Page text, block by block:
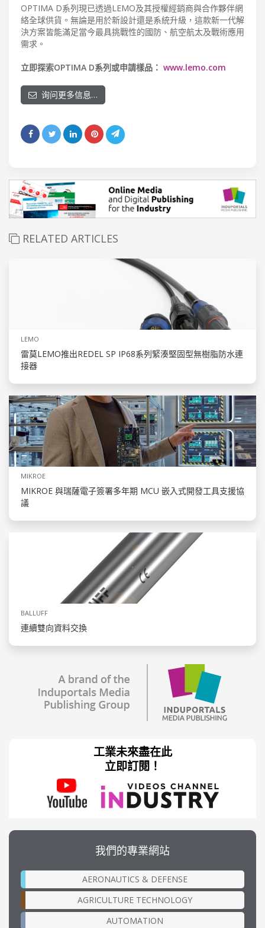
OPTIMA D系列現已透過LEMO及其授權經銷商與合作夥伴網
絡全球供貨。無論是用於新設計還是系統升級，這款新一代解
決方案皆能滿足當今最具挑戰性的國防、航空航太及戰術應用
需求。
立即探索OPTIMA D系列或申請樣品： www.lemo.com
询问更多信息…
RELATED ARTICLES
LEMO
雷莫LEMO推出REDEL SP IP68系列緊湊堅固型無樹脂防水連
接器
MIKROE
MIKROE 與瑞薩電子簽署多年期 MCU 嵌入式開發工具支援協
議
BALLUFF
連續雙向資料交換
工業未來盡在此
立即訂閱！
我們的專業網站
AERONAUTICS & DEFENSE
AGRICULTURE TECHNOLOGY
AUTOMATION